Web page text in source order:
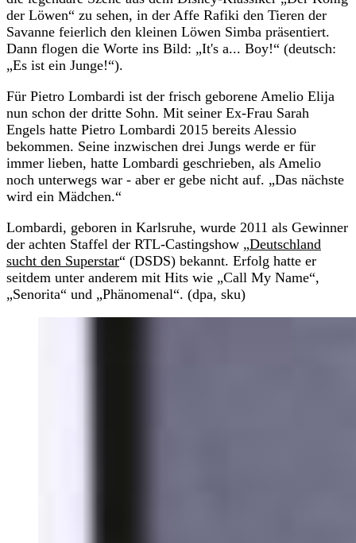
der Löwen“ zu sehen, in der Affe Rafiki den Tieren der
Savanne feierlich den kleinen Löwen Simba präsentiert.
Dann flogen die Worte ins Bild: „It's a... Boy!“ (deutsch:
„Es ist ein Junge!“).
Für Pietro Lombardi ist der frisch geborene Amelio Elija
nun schon der dritte Sohn. Mit seiner Ex-Frau Sarah
Engels hatte Pietro Lombardi 2015 bereits Alessio
bekommen. Seine inzwischen drei Jungs werde er für
immer lieben, hatte Lombardi geschrieben, als Amelio
noch unterwegs war - aber er gebe nicht auf. „Das nächste
wird ein Mädchen.“
Lombardi, geboren in Karlsruhe, wurde 2011 als Gewinner
der achten Staffel der RTL-Castingshow „Deutschland
sucht den Superstar“ (DSDS) bekannt. Erfolg hatte er
seitdem unter anderem mit Hits wie „Call My Name“,
„Senorita“ und „Phänomenal“. (dpa, sku)